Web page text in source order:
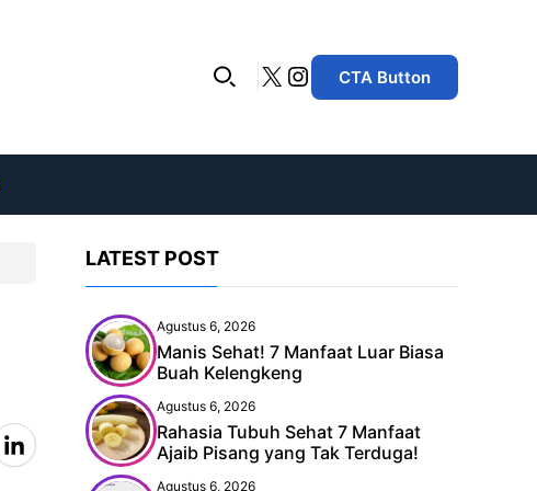
X Instagram
CTA Button
Li
n
LATEST POST
Agustus 6, 2026
Manis Sehat! 7 Manfaat Luar Biasa
Buah Kelengkeng
Agustus 6, 2026
Rahasia Tubuh Sehat 7 Manfaat
Ajaib Pisang yang Tak Terduga!
Agustus 6, 2026